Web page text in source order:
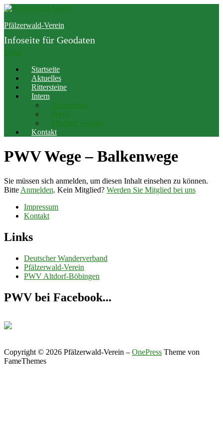
Zum
springen
Pfälzerwald-Verein
Infoseite für Geodaten
Menü
Startseite
Aktuelles
Rittersteine
Intern
Anmeldung
Profil
Mitglied werden
Kontakt
PWV Wege – Balkenwege
Sie müssen sich anmelden, um diesen Inhalt einsehen zu können.
Bitte Anmelden. Kein Mitglied? Werden Sie Mitglied bei uns
Impressum
Kontakt
Links
Deutscher Wanderverband
Pfälzerwald-Verein
PWV Altdorf-Böbingen
PWV bei Facebook...
Copyright © 2026 Pfälzerwald-Verein – OnePress Theme von
FameThemes